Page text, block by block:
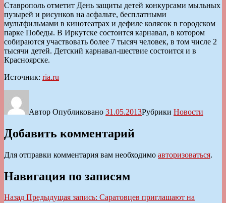
Ставрополь отметит День защиты детей конкурсами мыльных
пузырей и рисунков на асфальте, бесплатными
мультфильмами в кинотеатрах и дефиле колясок в городском
парке Победы. В Иркутске состоится карнавал, в котором
собираются участвовать более 7 тысяч человек, в том числе 2
тысячи детей. Детский карнавал-шествие состоится и в
Красноярске.
Источник: ria.ru
Автор Опубликовано 31.05.2013Рубрики Новости
Добавить комментарий
Для отправки комментария вам необходимо авторизоваться.
Навигация по записям
Назад Предыдущая запись: Саратовцев приглашают на